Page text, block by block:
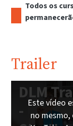
Todos os
Trailer
DLM
- Este vídeo
no